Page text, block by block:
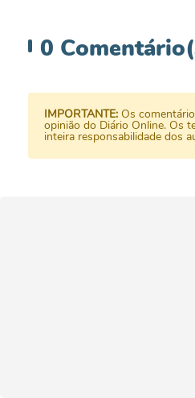
0
IMPORTANTE: Os
opinião do Diário Online. Os
inteira responsabilidade dos